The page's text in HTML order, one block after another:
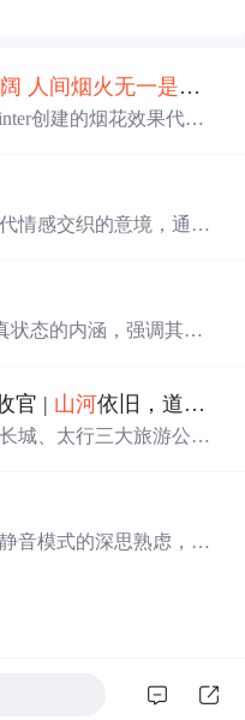
人间烟火无一是你
创建的烟花效果代
情感交织的意境，通过
状态的内涵，强调其在
气即具象可感的真实存
意等，是抵御异化、锚
官 | 山河依旧，道路常新
城、太行三大旅游公
，推动文化旅游深度融
音模式的深思熟虑，游